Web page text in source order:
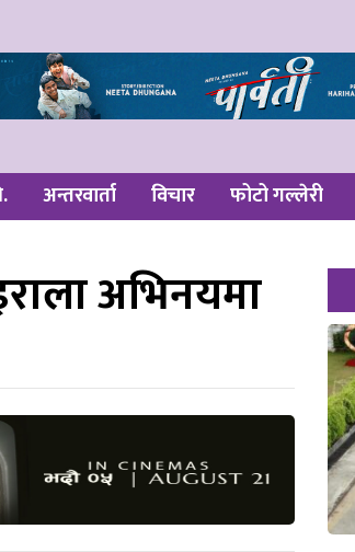
अन्तरवार्ता विचार फोटो गल्लेरी
अभिनयमा